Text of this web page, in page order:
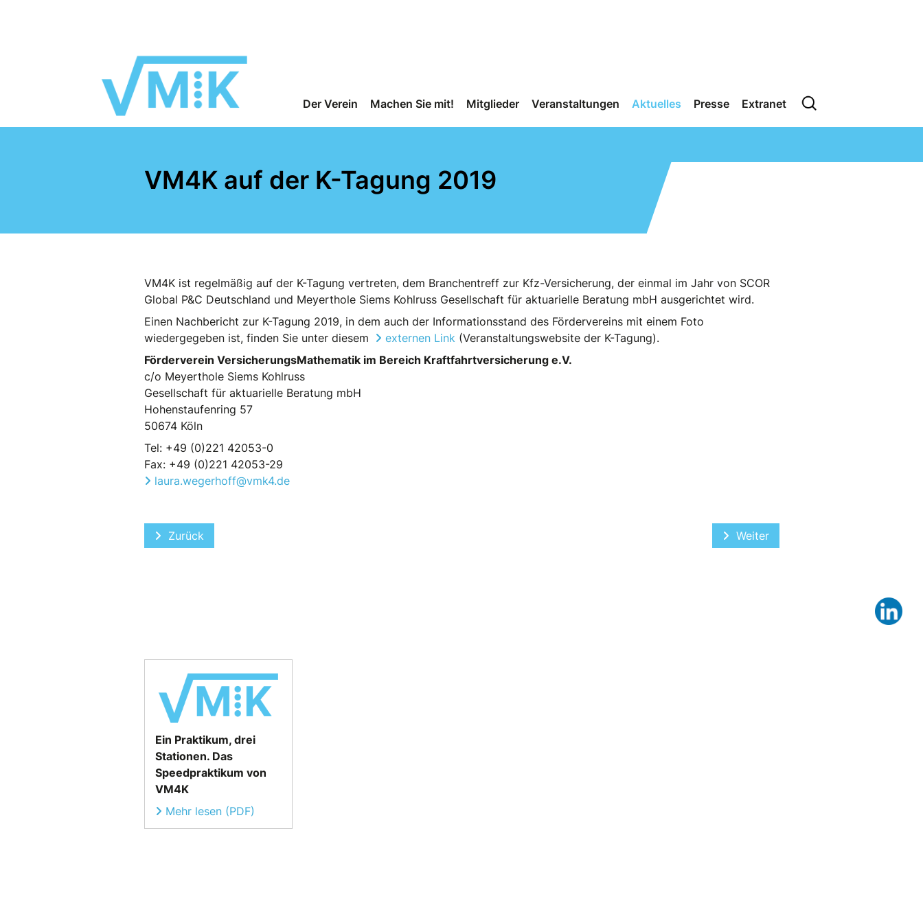
Der Verein Machen Sie mit! Mitglieder Veranstaltungen Aktuelles Presse Extranet
VM4K auf der K-Tagung 2019
VM4K ist regelmäßig auf der K-Tagung vertreten, dem Branchentreff zur Kfz-Versicherung, der einmal im Jahr von SCOR
Global P&C Deutschland und Meyerthole Siems Kohlruss Gesellschaft für aktuarielle Beratung mbH ausgerichtet wird.
Einen Nachbericht zur K-Tagung 2019, in dem auch der Informationsstand des Fördervereins mit einem Foto
wiedergegeben ist, finden Sie unter diesem
externen Link(Veranstaltungswebsite der K-Tagung).
Förderverein VersicherungsMathematik im Bereich Kraftfahrtversicherung e.V.
c/o Meyerthole Siems Kohlruss
Gesellschaft für aktuarielle Beratung mbH
Hohenstaufenring 57
50674 Köln
Tel: +49 (0)221 42053-0
Fax: +49 (0)221 42053-29
laura.wegerhoff@vmk4.de
Vorheriger Beitrag: Mitgliederversammlung 2019
Zurück Nächster Beitrag:
Weiter
Ein Praktikum, drei
Stationen. Das
Speedpraktikum von
VM4K
Mehr lesen (PDF)